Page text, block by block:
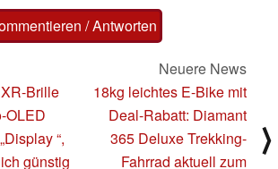
/ Antworten
Brille
OLED
“,
günstig
Neuere News
18kg leichtes E-Bike mit
Deal-Rabatt: Diamant
365 Deluxe Trekking-
Fahrrad aktuell zum
⟩